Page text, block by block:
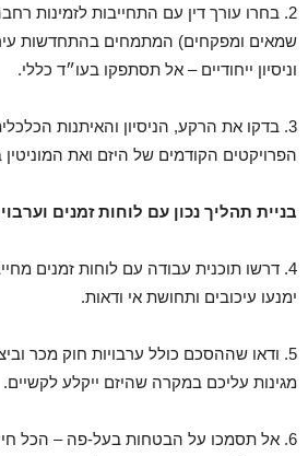
2. בחרו עורך דין עם התחייבות לזמינות
שמאים ומפקחים) המתמחים בהתחדשות
וניסיון ייחודיים – אל תסתפקו בעו״ד כללי.
3. בדקו את הרקע, הניסיון והאיתנות
הפרויקטים הקודמים של היזם ואת המוניטין
בניית תהליך נכון עם לוחות זמנים
4. דרשו תוכנית עבודה עם לוחות זמנים
ימנעו עיכובים ותחושת אי ודאות.
5. ודאו שההסכם כולל ערבויות חוק מכר
מגינות עליכם במקרה שהיזם ייקלע לקשיים.
6. אל תסמכו על הבטחות בעל-פה – הכל